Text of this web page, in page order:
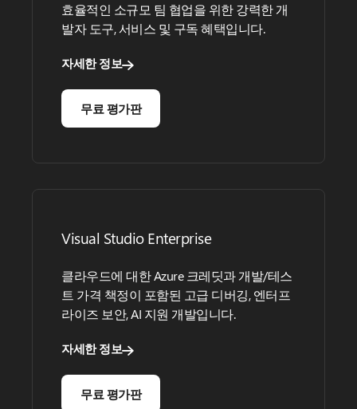
효율적인 소규모 팀 협업을 위한 강력한 개
발자 도구, 서비스 및 구독 혜택입니다.
자세한 정보
무료 평가판
Visual Studio Enterprise
클라우드에 대한 Azure 크레딧과 개발/테스
트 가격 책정이 포함된 고급 디버깅, 엔터프
라이즈 보안, AI 지원 개발입니다.
자세한 정보
무료 평가판